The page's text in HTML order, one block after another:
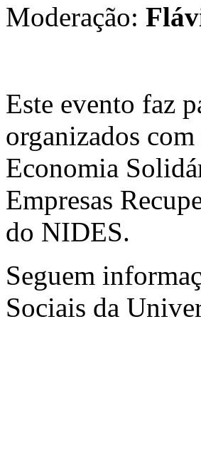
Moderação:
Este evento faz
organizados
Economia
Empresas
do NIDES.
Seguem
Sociais da